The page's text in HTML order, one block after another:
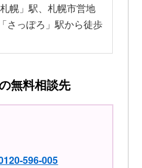
幌」駅、札幌市営地
さっぽろ」駅から徒歩
無料相談先
596-005